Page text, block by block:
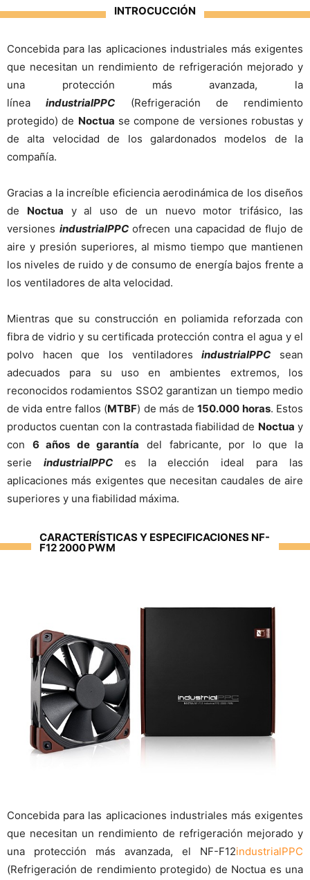
INTROCUCCIÓN
Concebida para las aplicaciones industriales más exigentes
que necesitan un rendimiento de refrigeración mejorado y
una protección más avanzada, la
líneaindustrialPPC (Refrigeración de rendimiento
protegido) de Noctua se compone de versiones robustas y
de alta velocidad de los galardonados modelos de la
compañía.
Gracias a la increíble eficiencia aerodinámica de los diseños
de Noctua y al uso de un nuevo motor trifásico, las
versiones industrialPPCofrecen una capacidad de flujo de
aire y presión superiores, al mismo tiempo que mantienen
los niveles de ruido y de consumo de energía bajos frente a
los ventiladores de alta velocidad.
Mientras que su construcción en poliamida reforzada con
fibra de vidrio y su certificada protección contra el agua y el
polvo hacen que los ventiladoresindustrialPPC sean
adecuados para su uso en ambientes extremos, los
reconocidos rodamientos SSO2 garantizan un tiempo medio
de vida entre fallos (MTBF) de más de150.000 horas. Estos
productos cuentan con la contrastada fiabilidad de Noctua y
con 6 años de garantía del fabricante, por lo que la
serie industrialPPCes la elección ideal para las
aplicaciones más exigentes que necesitan caudales de aire
superiores y una fiabilidad máxima.
CARACTERÍSTICAS Y ESPECIFICACIONES NF-
F12 2000 PWM
Concebida para las aplicaciones industriales más exigentes
que necesitan un rendimiento de refrigeración mejorado y
una protección más avanzada, el NF-F12industrialPPC
(Refrigeración de rendimiento protegido) de Noctua es una